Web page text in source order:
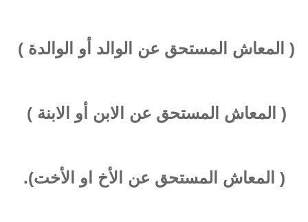
( المعاش المستحق عن الوالد أو الوالدة )
( المعاش المستحق عن الابن أو الابنة )
( المعاش المستحق عن الأخ او الأخت).